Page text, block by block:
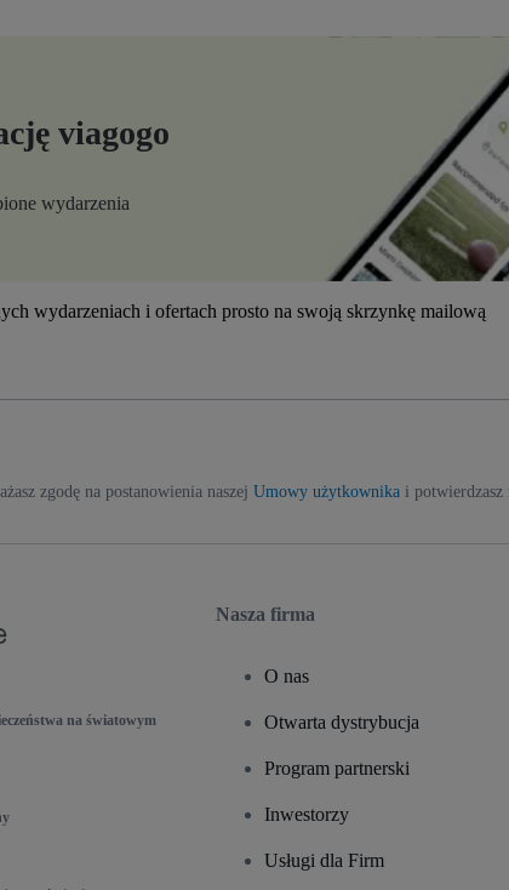
viagogo
wydarzenia
wydarzeniach i ofertach prosto na swoją skrzynkę mailową
zgodę na postanowienia naszej Umowy użytkownikai potwierdzasz
na światowym
Nasza firma
O nas
Otwarta dystrybucja
Program partnerski
Inwestorzy
Usługi dla Firm